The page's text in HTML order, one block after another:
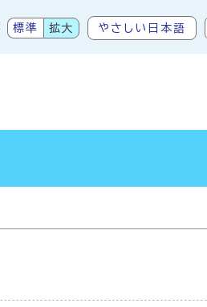
標準 拡大 やさしい日本語